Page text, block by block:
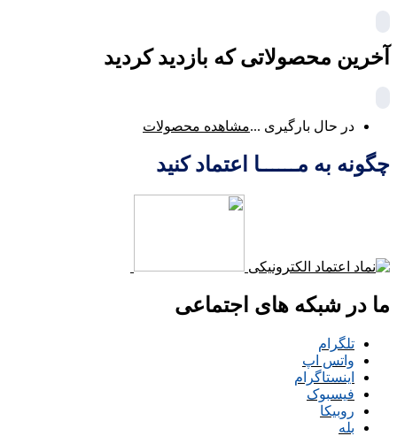
آخرین محصولاتی که بازدید کردید
در حال بارگیری ...مشاهده محصولات
چگونه به مــــــا اعتماد کنید
ما در شبکه های اجتماعی
تلگرام
واتس اپ
اینستاگرام
فیسبوک
روبیکا
بله